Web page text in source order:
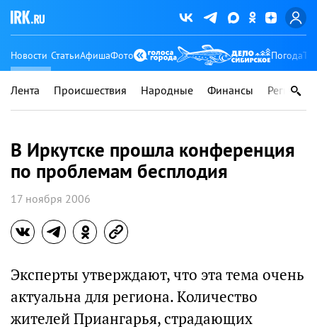
Новости СтатьиАфишаФото Погода
Лента Происшествия Народные Финансы Регионы
В Иркутске прошла конференция
по проблемам бесплодия
17 ноября 2006
Эксперты утверждают, что эта тема очень
актуальна для региона. Количество
жителей Приангарья, страдающих